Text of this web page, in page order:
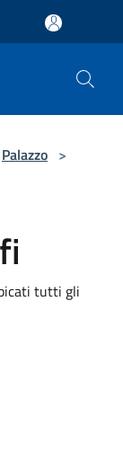
Palazzo >
tutti gli